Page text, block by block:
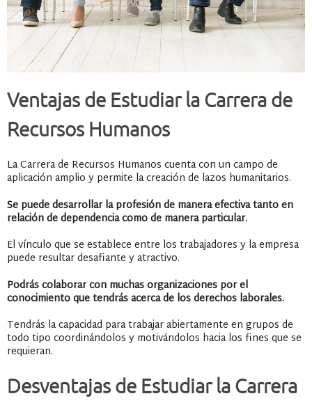
Ventajas de Estudiar la Carrera de
Recursos Humanos
La Carrera de Recursos Humanos cuenta con un campo de
aplicación amplio y permite la creación de lazos humanitarios.
Se puede desarrollar la profesión de manera efectiva tanto en
relación de dependencia como de manera particular.
El vínculo que se establece entre los trabajadores y la empresa
puede resultar desafiante y atractivo.
Podrás colaborar con muchas organizaciones por el
conocimiento que tendrás acerca de los derechos laborales.
Tendrás la capacidad para trabajar abiertamente en grupos de
todo tipo coordinándolos y motivándolos hacia los fines que se
requieran.
Desventajas de Estudiar la Carrera